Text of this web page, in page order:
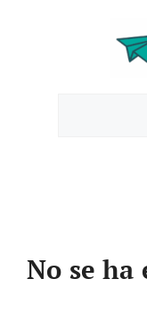
No se ha